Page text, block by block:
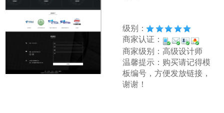
级别：
商家认证：
商家级别：高级设计师
温馨提示：购买请记得模
板编号，方便发放链接，
谢谢！